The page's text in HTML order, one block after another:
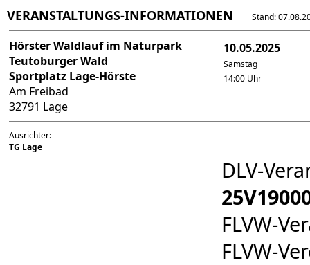
VERANSTALTUNGS-INFORMATIONEN Stand:
Hörster Waldlauf im Naturpark
Teutoburger Wald
Sportplatz Lage-Hörste
Am Freibad
32791 Lage
10.05.2025
Samstag
14:00 Uhr
Ausrichter:
TG Lage
DLV-
FLVW-
FLVW-